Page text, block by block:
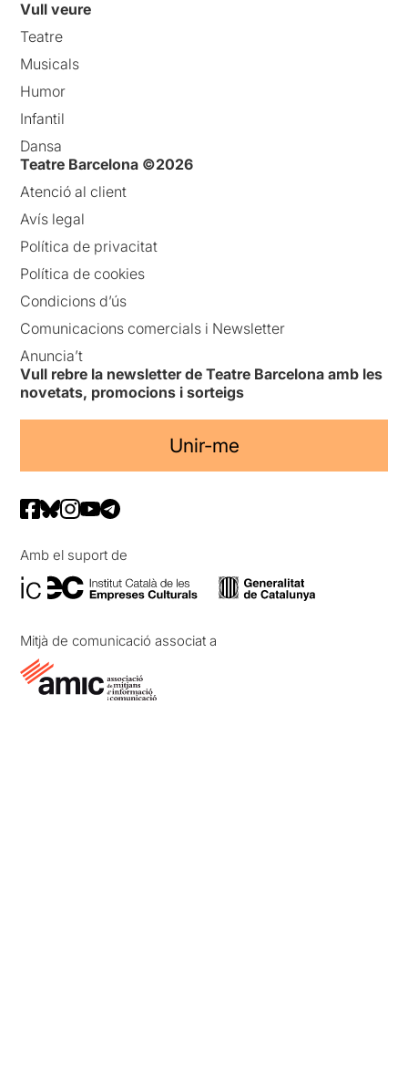
Vull veure
Teatre
Musicals
Humor
Infantil
Dansa
Teatre Barcelona ©2026
Atenció al client
Avís legal
Política de privacitat
Política de cookies
Condicions d’ús
Comunicacions comercials i Newsletter
Anuncia’t
Vull rebre la newsletter de Teatre Barcelona amb les
novetats, promocions i sorteigs
Unir-me
Amb el suport de
Mitjà de comunicació associat a